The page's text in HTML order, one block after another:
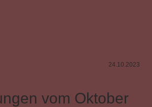
24.10.2023
vom Oktober